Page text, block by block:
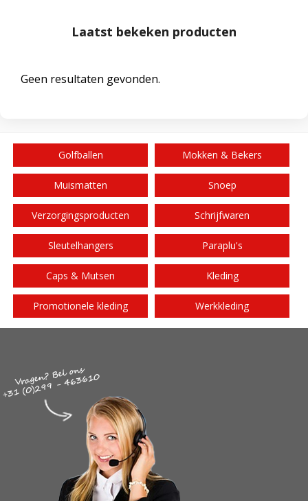
Laatst bekeken producten
Geen resultaten gevonden.
Golfballen Mokken & Bekers
Muismatten Snoep
Verzorgingsproducten Schrijfwaren
Sleutelhangers Paraplu's
Caps & Mutsen Kleding
Promotionele kleding Werkkleding